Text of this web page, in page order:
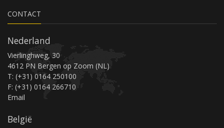
CONTACT
Nederland
Vierlinghweg, 30
4612 PN Bergen op Zoom (NL)
T: (+31) 0164 250100
F: (+31) 0164 266710
Email
België